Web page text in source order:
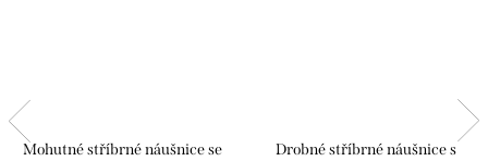
Mohutné stříbrné náušnice se
Drobné stříbrné náušnice s